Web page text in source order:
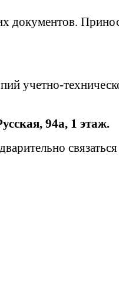
документов.
учетно-
94а, 1 этаж.